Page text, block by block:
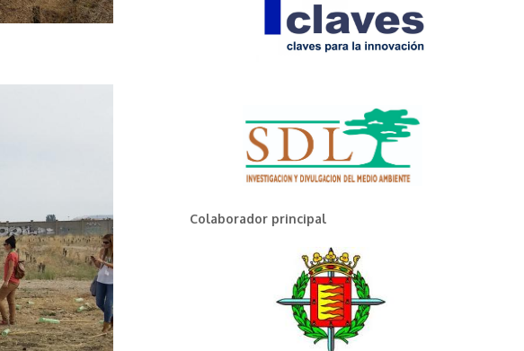
Colaborador principal